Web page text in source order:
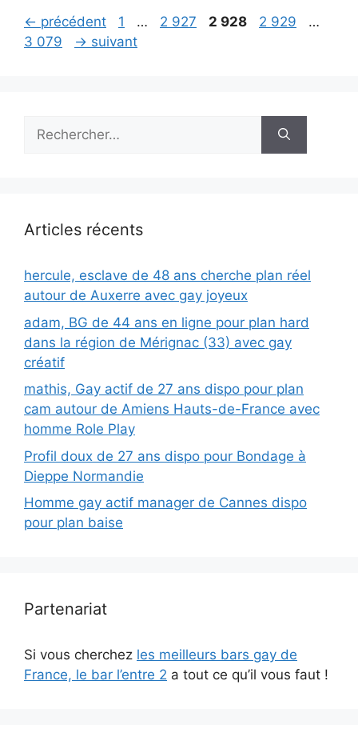
← précédent Page
1 … Page
2 927 Page
2 928 Page
2 929 …
3 079
→ suivant
Rechercher :
Articles récents
hercule, esclave de 48 ans cherche plan réel
autour de Auxerre avec gay joyeux
adam, BG de 44 ans en ligne pour plan hard
dans la région de Mérignac (33) avec gay
créatif
mathis, Gay actif de 27 ans dispo pour plan
cam autour de Amiens Hauts-de-France avec
homme Role Play
Profil doux de 27 ans dispo pour Bondage à
Dieppe Normandie
Homme gay actif manager de Cannes dispo
pour plan baise
Partenariat
Si vous cherchez les meilleurs bars gay de
France, le bar l’entre 2 a tout ce qu’il vous faut !